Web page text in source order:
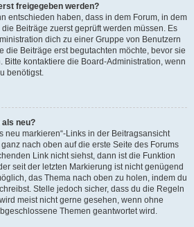
freigegeben werden?
entschieden haben, dass in dem Forum, in dem
Beiträge zuerst geprüft werden müssen. Es
dich zu einer Gruppe von Benutzern
die Beiträge erst begutachten möchte, bevor sie
Bitte kontaktiere die Board-Administration, wenn
benötigst.
als neu?
neu markieren“-Links in der Beitragsansicht
nach oben auf die erste Seite des Forums
Link nicht siehst, dann ist die Funktion
seit der letzten Markierung ist nicht genügend
das Thema nach oben zu holen, indem du
Stelle jedoch sicher, dass du die Regeln
meist nicht gerne gesehen, wenn ohne
Themen geantwortet wird.